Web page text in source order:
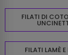
FILATI DI
FILATI LAMÈ E